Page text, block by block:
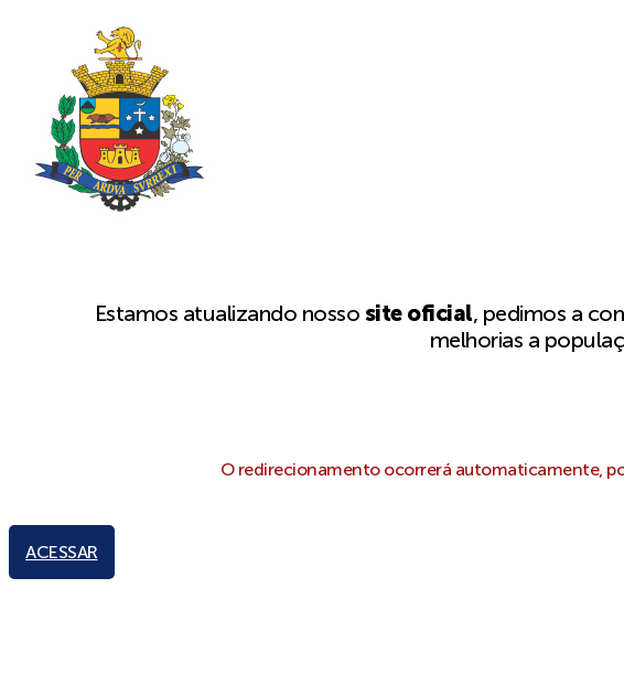
Estamos atualizando nosso site oficial, pedimos a
melhorias a
O redirecionamento ocorrerá automaticamente,
ACESSAR